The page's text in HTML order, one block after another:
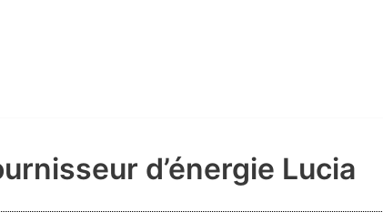
d’énergie Lucia